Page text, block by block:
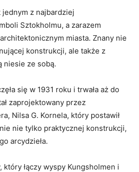
z najbardziej
Sztokholmu, a zarazem‍
miasta. Znany nie
konstrukcji, ale także z
niesie ze sobą.
się ⁢w 1931 roku i trwała aż do
zaprojektowany przez
Nilsa G. Kornela, który ⁤postawił
nie tylko praktycznej konstrukcji,
arcydzieła.
łączy wyspy Kungsholmen i